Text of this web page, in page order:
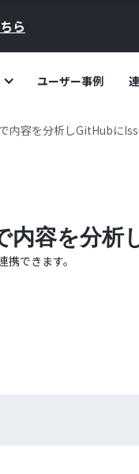
ら
ユーザー事例
内容を分析しGitHubに
容を分析
携できます。